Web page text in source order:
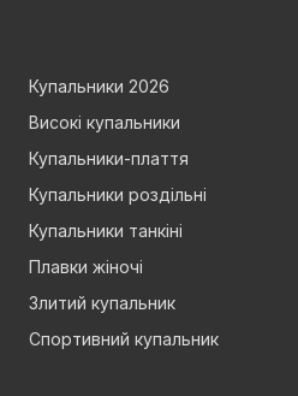
Купальники 2026
Високі купальники
Купальники-плаття
Купальники роздільні
Купальники танкіні
Плавки жіночі
Злитий купальник
Спортивний купальник